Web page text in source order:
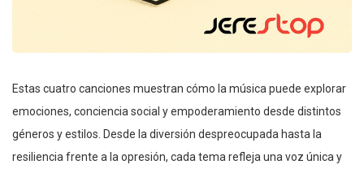
Estas cuatro canciones muestran cómo la música puede explorar
emociones, conciencia social y empoderamiento desde distintos
géneros y estilos. Desde la diversión despreocupada hasta la
resiliencia frente a la opresión, cada tema refleja una voz única y